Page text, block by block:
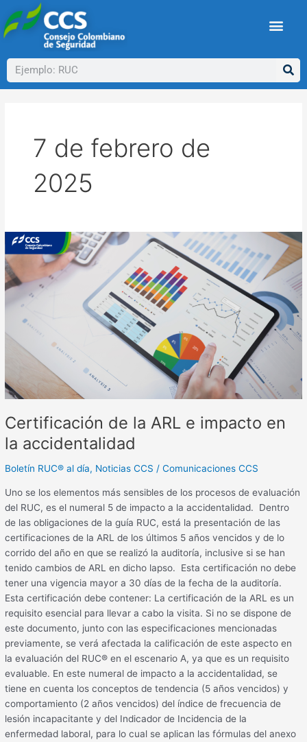
al
contenido
Buscar
7 de febrero de
2025
Certificación de la ARL e impacto en
la accidentalidad
Boletín RUC® al día, Noticias CCS /Comunicaciones CCS
Uno se los elementos más sensibles de los procesos de evaluación
del RUC, es el numeral 5 de impacto a la accidentalidad. Dentro
de las obligaciones de la guía RUC, está la presentación de las
certificaciones de la ARL de los últimos 5 años vencidos y de lo
corrido del año en que se realizó la auditoría, inclusive si se han
tenido cambios de ARL en dicho lapso. Esta certificación no debe
tener una vigencia mayor a 30 días de la fecha de la auditoría.
Esta certificación debe contener: La certificación de la ARL es un
requisito esencial para llevar a cabo la visita. Si no se dispone de
este documento, junto con las especificaciones mencionadas
previamente, se verá afectada la calificación de este aspecto en
la evaluación del RUC® en el escenario A, ya que es un requisito
evaluable. En este numeral de impacto a la accidentalidad, se
tiene en cuenta los conceptos de tendencia (5 años vencidos) y
comportamiento (2 años vencidos) del índice de frecuencia de
lesión incapacitante y del Indicador de Incidencia de la
enfermedad laboral, para lo cual se aplican las fórmulas del anexo
Certificación
de
la
ARL
accidentalidad